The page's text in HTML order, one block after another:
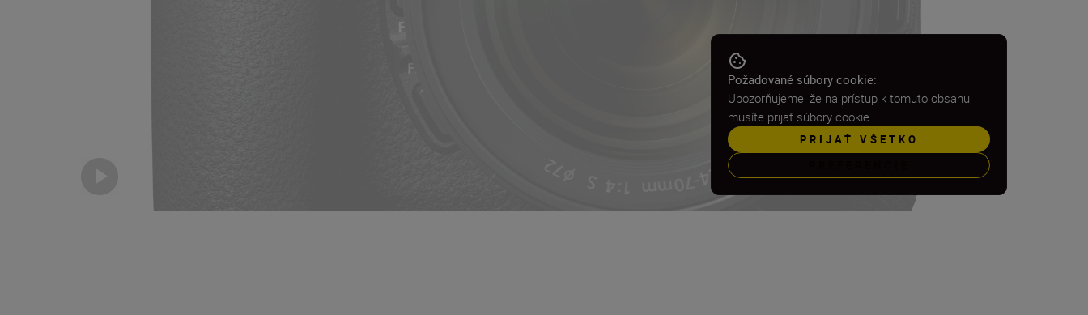
Požadované súbory cookie:
Upozorňujeme, že na prístup k tomuto obsahu
musíte prijať súbory cookie.
PRIJAŤ VŠETKO